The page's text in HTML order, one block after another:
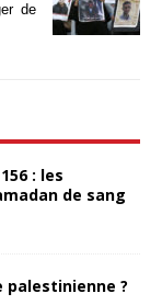
de
: les
de sang
palestinienne ?